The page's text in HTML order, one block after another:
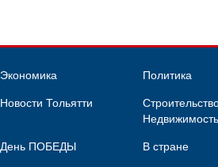
Экономика Политика
Новости Тольятти
Недвижимость
День ПОБЕДЫ В стране